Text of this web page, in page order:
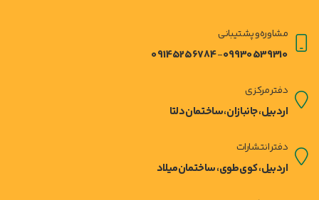
مشاوره و پشتیبانی
09930539310
-
09145256784
دفتر مرکزی
اردبیل ، جانبازان ، ساختمان دلتا
دفتر انتشارات
اردبیل ، کوی طوی ، ساختمان میلاد